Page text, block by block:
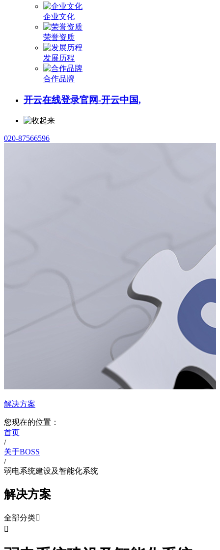
企业文化
荣誉资质
发展历程
合作品牌
开云在线登录官网-开云中国,
020-87566596
解决方案
您现在的位置：
首页
/
关于BOSS
/
弱电系统建设及智能化系统
解决方案
全部分类
